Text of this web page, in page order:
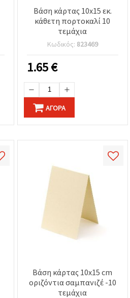
Βάση κάρτας 10x15 εκ.
κάθετη πορτοκαλί 10
τεμάχια
Κωδικός: 823469
1.65€
ΑΓΟΡΆ
Βάση κάρτας 10x15 cm
οριζόντια σαμπανιζέ -10
τεμάχια